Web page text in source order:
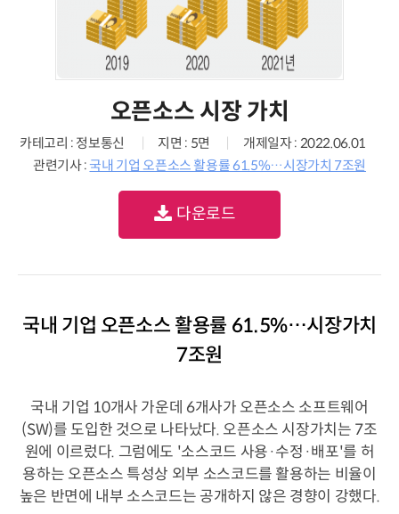
오픈소스 시장 가치
카테고리 : 정보통신 지면 : 5면
개제일자 : 2022.06.01
관련기사 :국내 기업 오픈소스 활용률 61.5%…시장가치 7조원
다운로드
국내 기업 오픈소스 활용률 61.5%…시장가치
7조원
국내 기업 10개사 가운데 6개사가 오픈소스 소프트웨어
(SW)를 도입한 것으로 나타났다. 오픈소스 시장가치는 7조
원에 이르렀다. 그럼에도 '소스코드 사용·수정·배포'를 허
용하는 오픈소스 특성상 외부 소스코드를 활용하는 비율이
높은 반면에 내부 소스코드는 공개하지 않은 경향이 강했다.